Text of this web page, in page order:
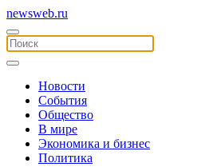
newsweb.ru
Новости
События
Общество
В мире
Экономика и бизнес
Политика